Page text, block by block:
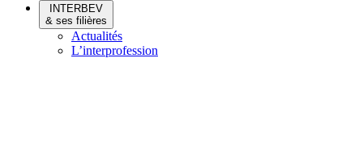
INTERBEV
& ses filières
Actualités
L’interprofession